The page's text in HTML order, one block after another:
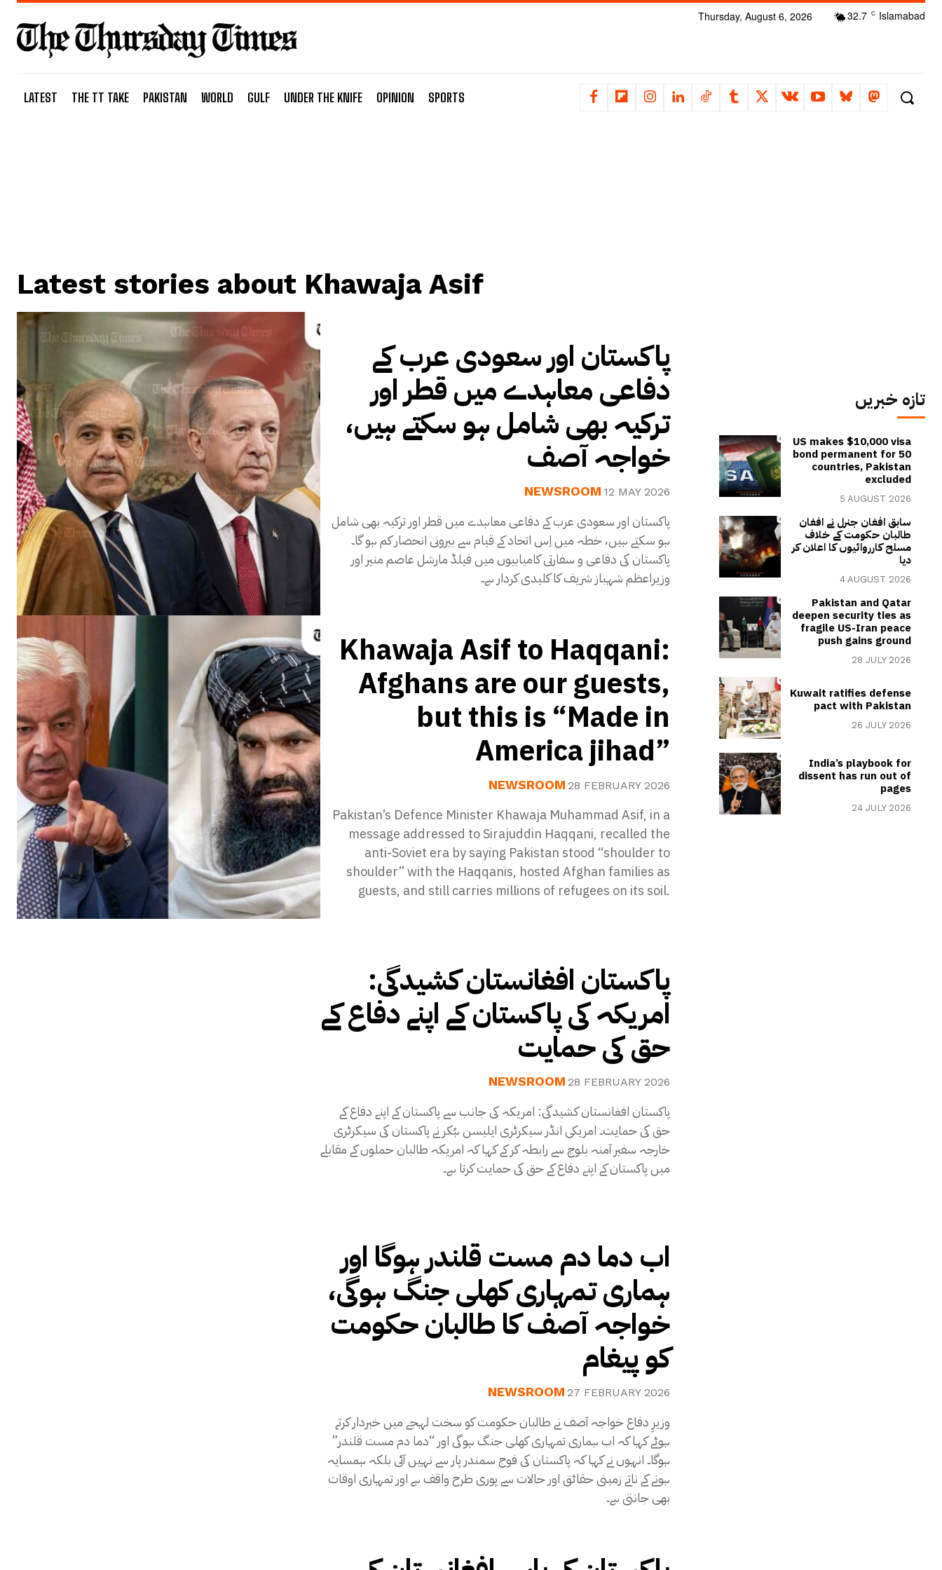
32.7 C Islamabad
Thursday, August 6, 2026
LATEST THE TT TAKE PAKISTAN WORLD GULF UNDER THE KNIFE OPINION SPORTS
Latest stories about Khawaja Asif
پاکستان اور سعودی عرب کے
دفاعی معاہدے میں قطر اور
ترکیہ بھی شامل ہو سکتے ہیں،
خواجہ آصف
NEWSROOM 12 MAY 2026
پاکستان اور سعودی عرب کے دفاعی معاہدے میں قطر اور ترکیہ بھی شامل
ہو سکتے ہیں، خطہ میں اِس اتحاد کے قیام سے بیرونی انحصار کم ہو گا۔
پاکستان کی دفاعی و سفارتی کامیابیوں میں فیلڈ مارشل عاصم منیر اور
وزیراعظم شہباز شریف کا کلیدی کردار ہے۔
Khawaja Asif to Haqqani:
Afghans are our guests,
but this is “Made in
America jihad”
NEWSROOM 28 FEBRUARY 2026
Pakistan’s Defence Minister Khawaja Muhammad Asif, in a
message addressed to Sirajuddin Haqqani, recalled the
anti-Soviet era by saying Pakistan stood “shoulder to
shoulder” with the Haqqanis, hosted Afghan families as
guests, and still carries millions of refugees on its soil.
پاکستان افغانستان کشیدگی:
امریکہ کی پاکستان کے اپنے دفاع کے
حق کی حمایت
NEWSROOM 28 FEBRUARY 2026
پاکستان افغانستان کشیدگی: امریکہ کی جانب سے پاکستان کے اپنے دفاع کے
حق کی حمایت۔ امریکی انڈر سیکرٹری ایلیسن ہُکر نے پاکستان کی سیکرٹری
خارجہ سفیر آمنہ بلوچ سے رابطہ کر کے کہا کہ امریکہ طالبان حملوں کے مقابلے
میں پاکستان کے اپنے دفاع کے حق کی حمایت کرتا ہے۔
اب دما دم مست قلندر ہوگا اور
ہماری تمہاری کھلی جنگ ہوگی،
خواجہ آصف کا طالبان حکومت
کو پیغام
NEWSROOM 27 FEBRUARY 2026
وزیرِ دفاع خواجہ آصف نے طالبان حکومت کو سخت لہجے میں خبردار کرتے
ہوئے کہا کہ اب ہماری تمہاری کھلی جنگ ہوگی اور “دما دم مست قلندر”
ہوگا۔ انہوں نے کہا کہ پاکستان کی فوج سمندر پار سے نہیں آئی بلکہ ہمسایہ
ہونے کے ناتے زمینی حقائق اور حالات سے پوری طرح واقف ہے اور تمہاری اوقات
بھی جانتی ہے۔
تازہ خبریں
US makes $10,000 visa
bond permanent for 50
countries, Pakistan
excluded
5 AUGUST 2026
سابق افغان جنرل نے افغان
طالبان حکومت کے خلاف
مسلح کارروائیوں کا اعلان کر
دیا
4 AUGUST 2026
Pakistan and Qatar
deepen security ties as
fragile US-Iran peace
push gains ground
28 JULY 2026
Kuwait ratifies defense
pact with Pakistan
26 JULY 2026
India’s playbook for
dissent has run out of
pages
24 JULY 2026